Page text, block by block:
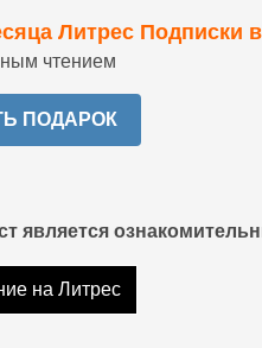
Литрес Подписки
чтением
ПОДАРОК
является
на Литрес